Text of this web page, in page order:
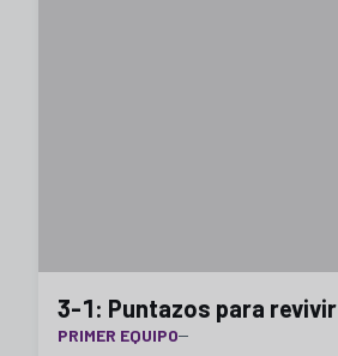
3-1: Puntazos para revivir
PRIMER EQUIPO